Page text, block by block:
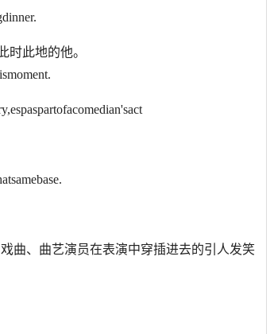
时此地的他。
曲、曲艺演员在表演中穿插进去的引人发笑